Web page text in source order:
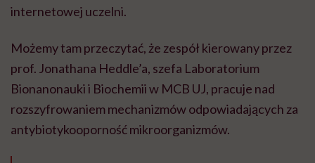
internetowej uczelni.
Możemy tam przeczytać, że zespół kierowany przez
prof. Jonathana Heddle’a, szefa Laboratorium
Bionanonauki i Biochemii w MCB UJ, pracuje nad
rozszyfrowaniem mechanizmów odpowiadających za
antybiotykooporność mikroorganizmów.